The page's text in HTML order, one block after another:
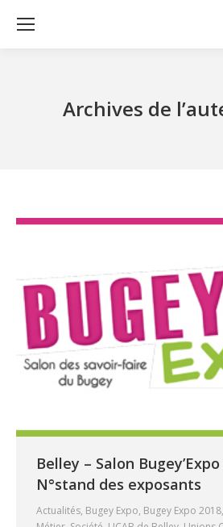
Archives de
Belley – Salon Bugey’Expo
N°stand des exposants
Actualités, Bugey Expo, Bugey Expo 2018,